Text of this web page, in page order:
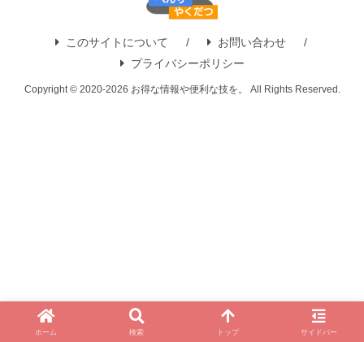
このサイトについて
お問い合わせ
プライバシーポリシー
Copyright © 2020-2026 お得な情報や便利な技を。 All Rights Reserved.
ホーム 検索 トップ サイドバー